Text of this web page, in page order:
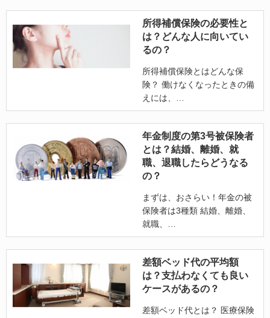
所得補償保険の必要性と
は？どんな人に向いてい
るの？
所得補償保険とはどんな保
険？ 働けなくなったときの備
えには、
年金制度の第3号被保険者
とは？結婚、離婚、就
職、退職したらどうなる
の？
まずは、おさらい！年金の被
保険者は3種類 結婚、離婚、
就職、
差額ベッド代の平均額
は？支払わなくても良い
ケースがあるの？
差額ベッド代とは？ 医療保険